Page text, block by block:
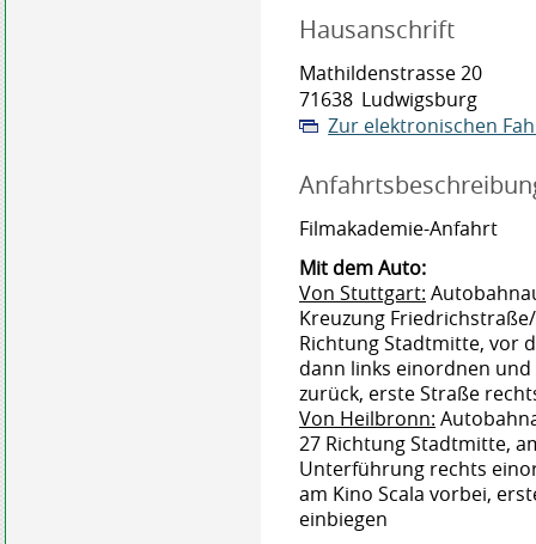
Hausanschrift
Mathildenstrasse 20
71638 Ludwigsburg
Zur elektronischen
Filmakademie-Anfahrt
Mit dem Auto:
Von Stuttgart:
Kreuzung
Richtung Stadtmitte, vor
dann links einordnen
zurück, erste Straße
Von Heilbronn:
27 Richtung Stadtmitte,
Unterführung rechts
am Kino Scala vorbei,
einbiegen